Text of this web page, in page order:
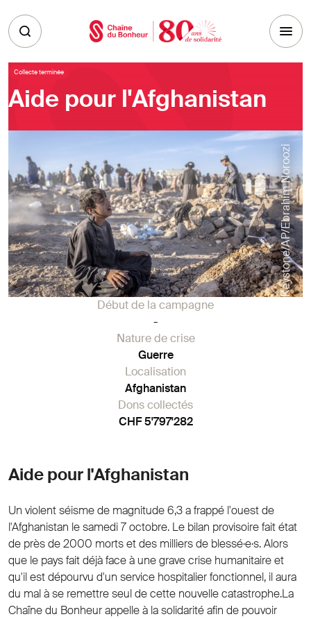
Collecte terminée
Aide pour l'Afghanistan
Keystone/AP/Ebrahim Noroozi
Début de la campagne
-
Nature de crise
Guerre
Localisation
Afghanistan
Dons collectés
CHF 5'797'282
Aide pour l'Afghanistan
Un violent séisme de magnitude 6,3 a frappé l'ouest de
l'Afghanistan le samedi 7 octobre. Le bilan provisoire fait état
de près de 2000 morts et des milliers de blessé·e·s. Alors
que le pays fait déjà face à une grave crise humanitaire et
qu'il est dépourvu d'un service hospitalier fonctionnel, il aura
du mal à se remettre seul de cette nouvelle catastrophe.La
Chaîne du Bonheur appelle à la solidarité afin de pouvoir